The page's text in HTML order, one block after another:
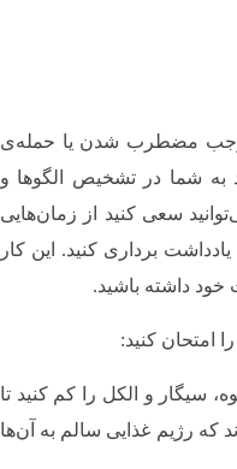
موجب مضطرب شدن یا حمله‌ی
به شما در تشخیص الگوها و
سعی کنید از زمان‌هایی
برداری کنید. این کار
داشته باشید.
امتحان کنید:
سیگار و الکل را کم کنید تا
که رژیم غذایی سالم به آن‌ها